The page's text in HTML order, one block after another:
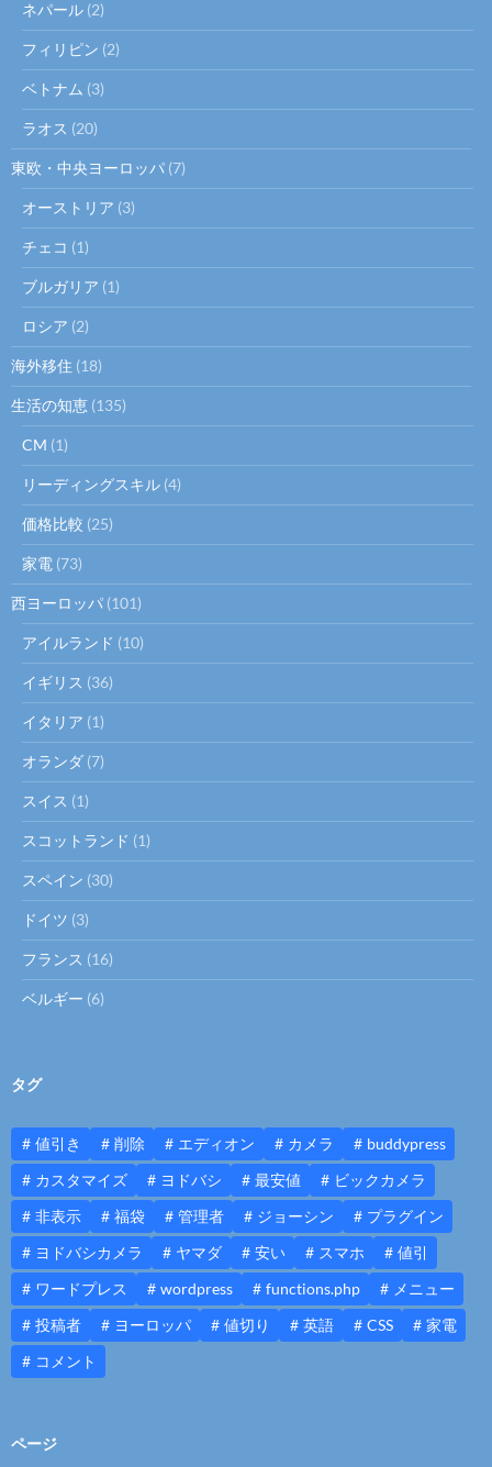
ネパール (2)
フィリピン (2)
ベトナム (3)
ラオス (20)
東欧・中央ヨーロッパ (7)
オーストリア (3)
チェコ (1)
ブルガリア (1)
ロシア (2)
海外移住 (18)
生活の知恵 (135)
CM (1)
リーディングスキル (4)
価格比較 (25)
家電 (73)
西ヨーロッパ (101)
アイルランド (10)
イギリス (36)
イタリア (1)
オランダ (7)
スイス (1)
スコットランド (1)
スペイン (30)
ドイツ (3)
フランス (16)
ベルギー (6)
タグ
値引き 削除 エディオン カメラ
buddypress
カスタマイズ
ヨドバシ 最安値
ビックカメラ
非表示
福袋 管理者 ジョーシン
プラグイン
ヨドバシカメラ
ヤマダ 安い スマホ
値引
ワードプレス
wordpress functions.php
メニュー
投稿者
ヨーロッパ 値切り 英語 CSS
家電
コメント
ページ